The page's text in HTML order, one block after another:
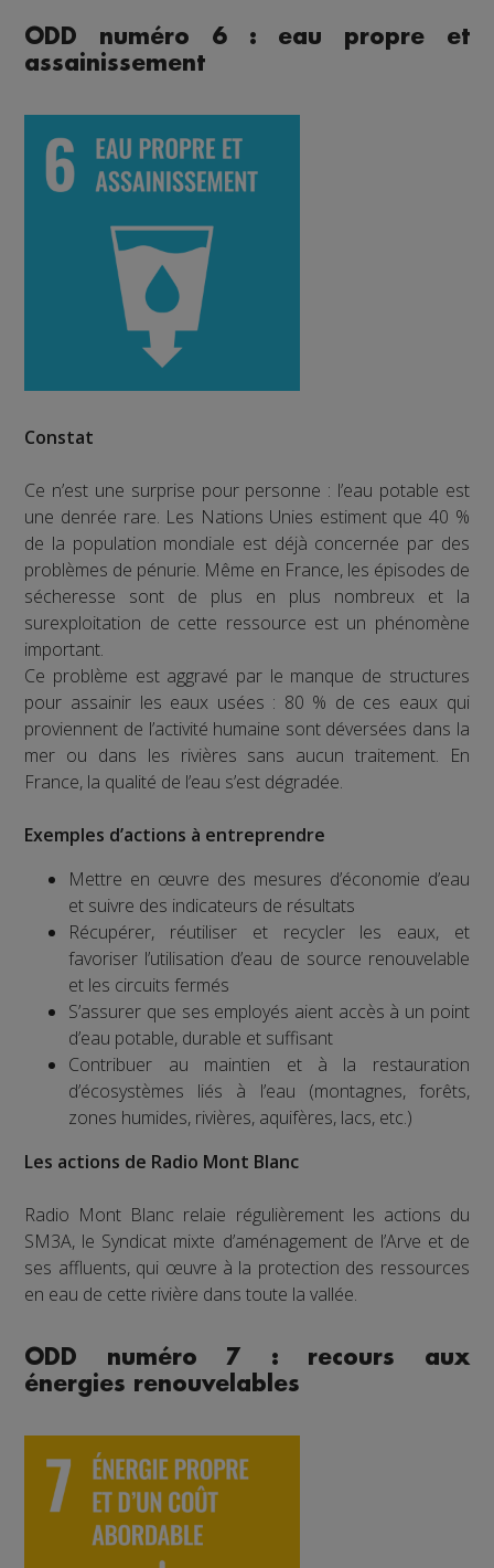
ODD numéro 6 : eau propre et
assainissement
Constat
Ce n’est une surprise pour personne : l’eau potable est
une denrée rare. Les Nations Unies estiment que 40 %
de la population mondiale est déjà concernée par des
problèmes de pénurie. Même en France, les épisodes de
sécheresse sont de plus en plus nombreux et la
surexploitation de cette ressource est un phénomène
important.
Ce problème est aggravé par le manque de structures
pour assainir les eaux usées : 80 % de ces eaux qui
proviennent de l’activité humaine sont déversées dans la
mer ou dans les rivières sans aucun traitement. En
France, la qualité de l’eau s’est dégradée.
Exemples d’actions à entreprendre
Mettre en œuvre des mesures d’économie d’eau
et suivre des indicateurs de résultats
Récupérer, réutiliser et recycler les eaux, et
favoriser l’utilisation d’eau de source renouvelable
et les circuits fermés
S’assurer que ses employés aient accès à un point
d’eau potable, durable et suffisant
Contribuer au maintien et à la restauration
d’écosystèmes liés à l’eau (montagnes, forêts,
zones humides, rivières, aquifères, lacs, etc.)
Les actions de Radio Mont Blanc
Radio Mont Blanc relaie régulièrement les actions du
SM3A, le Syndicat mixte d’aménagement de l’Arve et de
ses affluents, qui œuvre à la protection des ressources
en eau de cette rivière dans toute la vallée.
ODD numéro 7 : recours aux
énergies renouvelables